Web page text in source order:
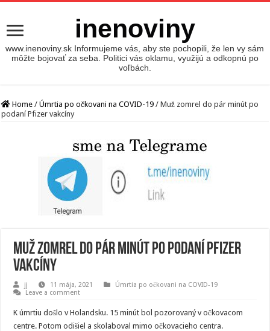
inenoviny
www.inenoviny.sk Informujeme vás, aby ste pochopili, že len vy sám
môžte bojovať za seba. Politici vás oklamu, využijú a odkopnú po
voľbách.
Home / Úmrtia po očkovani na COVID-19 / Muž zomrel do pár minút po
podaní Pfizer vakcíny
Muž zomrel do pár minút po podaní Pfizer
vakcíny
jj 11 mája, 2021
Úmrtia po očkovani na COVID-19
Leave a comment
K úmrtiu došlo v Holandsku. 15 minút bol pozorovaný v očkovacom
centre. Potom odišiel a skolaboval mimo očkovacieho centra.